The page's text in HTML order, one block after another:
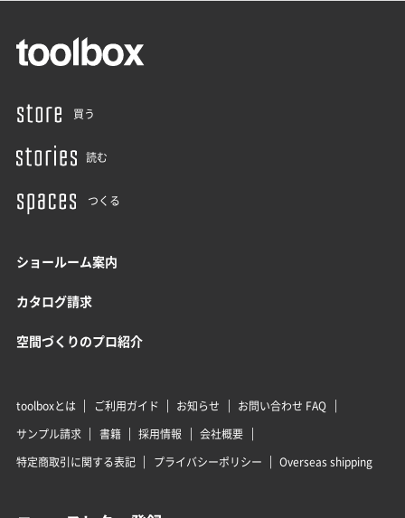
買う
読む
つくる
ショールーム案内
カタログ請求
空間づくりのプロ紹介
toolboxとは ご利用ガイド お知らせ
お問い合わせ FAQ
サンプル請求
書籍 採用情報
会社概要
特定商取引に関する表記
プライバシーポリシー Overseas shipping